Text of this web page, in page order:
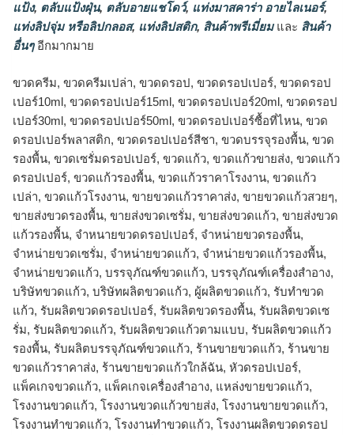
แป้ง, ตลับแป้งฝุ่น, ตลับอายแชโดว์, แท่งมาสคาร่า อายไลเนอร์,
แท่งลิปจุ่ม หรือลิปกลอส, แท่งลิปสติก, สินค้าพรีเมี่ยมและ สินค้า
อื่นๆอีกมากมาย
ขวดครีม, ขวดครีมเปล่า, ขวดดรอป, ขวดดรอปเปอร์, ขวดดรอป
เปอร์10ml, ขวดดรอปเปอร์15ml, ขวดดรอปเปอร์20ml, ขวดดรอป
เปอร์30ml, ขวดดรอปเปอร์50ml, ขวดดรอปเปอร์ซื้อที่ไหน, ขวด
ดรอปเปอร์พลาสติก, ขวดดรอปเปอร์สีชา, ขวดบรรจุรองพื้น, ขวด
รองพื้น, ขวดเซรั่มดรอปเปอร์, ขวดแก้ว, ขวดแก้วขายส่ง, ขวดแก้ว
ดรอปเปอร์, ขวดแก้วรองพื้น, ขวดแก้วราคาโรงงาน, ขวดแก้ว
เปล่า, ขวดแก้วโรงงาน, ขายขวดแก้วราคาส่ง, ขายขวดแก้วสวยๆ,
ขายส่งขวดรองพื้น, ขายส่งขวดเซรั่ม, ขายส่งขวดแก้ว, ขายส่งขวด
แก้วรองพื้น, จำหนายขวดดรอปเปอร์, จำหน่ายขวดรองพื้น,
จำหน่ายขวดเซรั่ม, จำหน่ายขวดแก้ว, จำหน่ายขวดแก้วรองพื้น,
จําหน่ายขวดแก้ว, บรรจุภัณฑ์ขวดแก้ว, บรรจุภัณฑ์เครื่องสำอาง,
บริษัทขวดแก้ว, บริษัทผลิตขวดแก้ว, ผู้ผลิตขวดแก้ว, รับทำขวด
แก้ว, รับผลิตขวดดรอปเปอร์, รับผลิตขวดรองพื้น, รับผลิตขวดเซ
รั่ม, รับผลิตขวดแก้ว, รับผลิตขวดแก้วตามแบบ, รับผลิตขวดแก้ว
รองพื้น, รับผลิตบรรจุภัณฑ์ขวดแก้ว, ร้านขายขวดแก้ว, ร้านขาย
ขวดแก้วราคาส่ง, ร้านขายขวดแก้วใกล้ฉัน, หัวดรอปเปอร์,
แพ็คเกจขวดแก้ว, แพ็คเกจเครื่องสำอาง, แหล่งขายขวดแก้ว,
โรงงานขวดแก้ว, โรงงานขวดแก้วขายส่ง, โรงงานขายขวดแก้ว,
โรงงานทำขวดแก้ว, โรงงานทําขวดแก้ว, โรงงานผลิตขวดดรอป